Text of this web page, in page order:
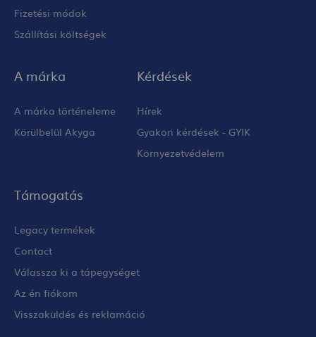
Fizetési módok
Szállítási költségek
A márka
A márka történeleme
Körülbelül Akyga
Kérdések
Hírek
Gyakori kérdések - GYIK
Környezetvédelem
Támogatás
Legacy termékek
Contact
Válassza ki a tápegységet
Az én fiókom
Visszaküldés és reklamáció